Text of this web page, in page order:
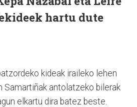
hartu dute
kideak iraileko lehen
Samartiñak antolatzeko bilerak
elkartu dira batez beste.